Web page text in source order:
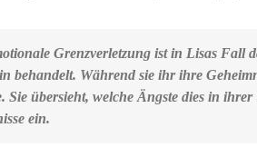
Grenzverletzung ist in Lisas Fall
behandelt. Während sie ihr ihre
Sie übersieht, welche Ängste dies in
ein.